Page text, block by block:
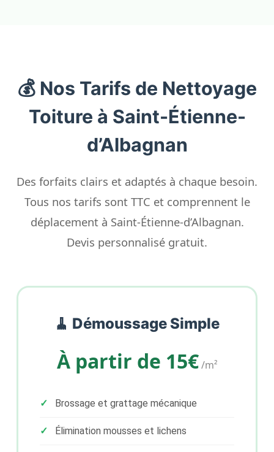
💰 Nos Tarifs de Nettoyage
Toiture à Saint-Étienne-
d’Albagnan
Des forfaits clairs et adaptés à chaque besoin.
Tous nos tarifs sont TTC et comprennent le
déplacement à Saint-Étienne-d’Albagnan.
Devis personnalisé gratuit.
🧹 Démoussage Simple
À partir de 15€/m²
Brossage et grattage mécanique
Élimination mousses et lichens